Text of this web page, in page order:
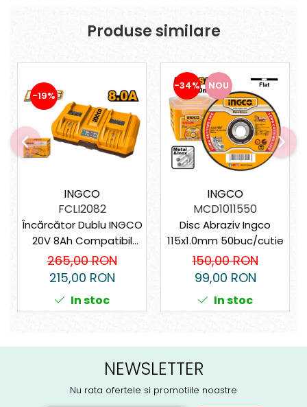
Produse similare
-19%
INGCO
FCLI2082
Încărcător Dublu INGCO
20V 8Ah Compatibil
P20S 2 Sloturi
265,00 RON
215,00 RON
In stoc
-34% NOU
INGCO
MCD1011550
Disc Abraziv Ingco
115x1.0mm 50buc/cutie
150,00 RON
99,00 RON
In stoc
NEWSLETTER
Nu rata ofertele si promotiile noastre